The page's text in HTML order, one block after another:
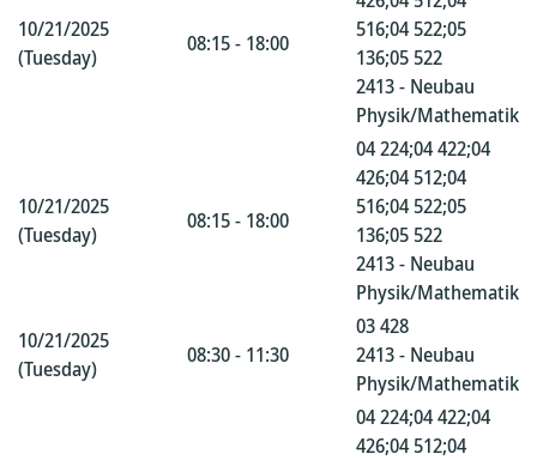
10/21/2025
(Tuesday)
08:15 - 18:00
516;04 522;05
136;05 522
2413 - Neubau
Physik/Mathematik
10/21/2025
(Tuesday)
08:15 - 18:00
04 224;04 422;04
426;04 512;04
516;04 522;05
136;05 522
2413 - Neubau
Physik/Mathematik
10/21/2025
(Tuesday)
08:30 - 11:30
03 428
2413 - Neubau
Physik/Mathematik
04 224;04 422;04
426;04 512;04